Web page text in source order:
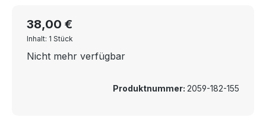
38,00 €
Inhalt: 1 Stück
Nicht mehr verfügbar
Produktnummer: 2059-182-155